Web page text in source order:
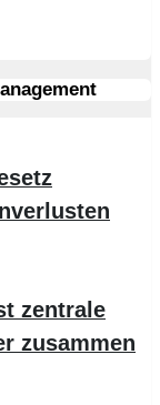
zentrale
zusammen